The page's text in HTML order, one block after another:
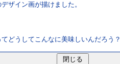
ザイン画が描けました。
どうしてこんなに美味しいんだろう？